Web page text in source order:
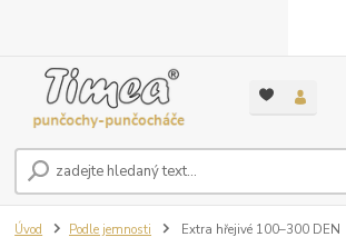
Úvod Podle jemnosti Extra hřejivé 100–300 DEN